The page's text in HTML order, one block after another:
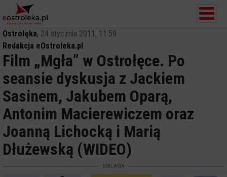
Ostrołęka, 24 stycznia 2011, 11:59
Redakcja eOstroleka.pl
Film „Mgła” w Ostrołęce. Po
seansie dyskusja z Jackiem
Sasinem, Jakubem Oparą,
Antonim Macierewiczem oraz
Joanną Lichocką i Marią
Dłużewską (WIDEO)
REKLAMA